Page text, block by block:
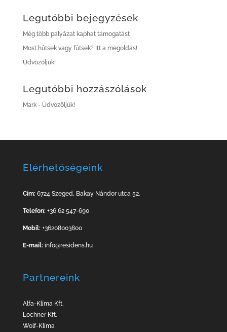
Legutóbbi bejegyzések
Még több pályázat kaphat támogatást
Most hűtsek vagy fűtsek? Itt a megoldás!
Üdvözöljük!
Legutóbbi hozzászólások
Mark- Üdvözöljük!
Elérhetőségeink
Cím:6724 Szeged, Bakay Nándor utca 52.
Telefon: +36 62 547-690
Mobil: +36208003800
E-mail: info@residens.hu
Partnereink
Alfa-Klíma Kft.
Lochner Kft.
Wolf-Klíma